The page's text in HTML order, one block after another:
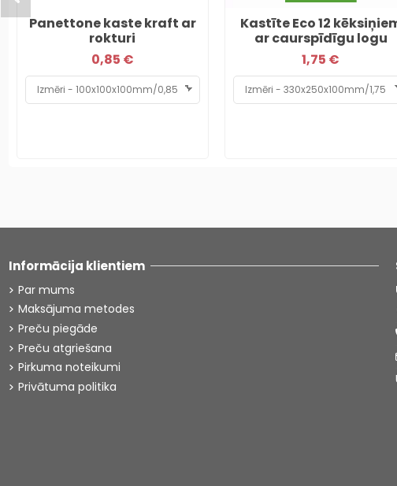
Panettone kaste kraft ar
rokturi
0,85 €
Kastīte Eco 12
ar caurspīdīgu logu
1,75 €
Informācija klientiem
Par mums
Maksājuma metodes
Preču piegāde
Preču atgriešana
Pirkuma noteikumi
Privātuma politika